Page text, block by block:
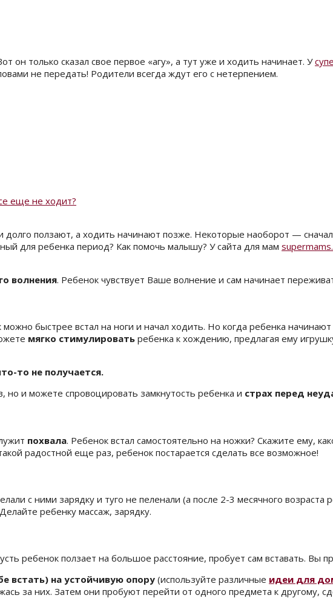
он только сказал свое первое «агу», а тут уже и ходить начинает. У
не передать! Родители всегда ждут его с нетерпением.
еще не ходит?
ползают, а ходить начинают позже. Некоторые наоборот —
для ребенка период? Как помочь малышу? У сайта для мам
волнения. Ребенок чувствует Ваше волнение и сам начинает
быстрее встал на ноги и начал ходить. Но когда ребенка
мягко стимулировать ребенка к хождению, предлагая ему
то не получается.
и можете спровоцировать замкнутость ребенка и страх перед
похвала. Ребенок встал самостоятельно на ножки? Скажите ему,
радостной еще раз, ребенок постарается сделать все возможное!
с ними зарядку и туго не пеленали (а после 2-3 месячного возраста
ребенку массаж, зарядку.
ребенок ползает на большое расстояние, пробует сам вставать. Вы
встать) на устойчивую опору (используйте различные идеи для
за них. Затем они пробуют перейти от одного предмета к другому,